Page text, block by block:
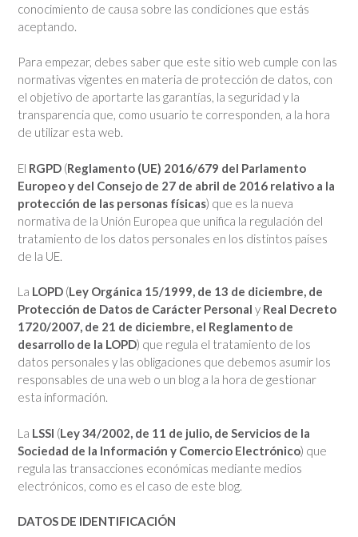
conocimiento de causa sobre las condiciones que estás
aceptando.
Para empezar, debes saber que este sitio web cumple con las
normativas vigentes en materia de protección de datos, con
el objetivo de aportarte las garantías, la seguridad y la
transparencia que, como usuario te corresponden, a la hora
de utilizar esta web.
El RGPD (Reglamento (UE) 2016/679 del Parlamento
Europeo y del Consejo de 27 de abril de 2016 relativo a la
protección de las personas físicas) que es la nueva
normativa de la Unión Europea que unifica la regulación del
tratamiento de los datos personales en los distintos países
de la UE.
La LOPD (Ley Orgánica 15/1999, de 13 de diciembre, de
Protección de Datos de Carácter Personal y Real Decreto
1720/2007, de 21 de diciembre, el Reglamento de
desarrollo de la LOPD) que regula el tratamiento de los
datos personales y las obligaciones que debemos asumir los
responsables de una web o un blog a la hora de gestionar
esta información.
La LSSI (Ley 34/2002, de 11 de julio, de Servicios de la
Sociedad de la Información y Comercio Electrónico) que
regula las transacciones económicas mediante medios
electrónicos, como es el caso de este blog.
DATOS DE IDENTIFICACIÓN